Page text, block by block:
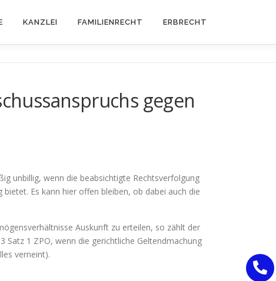
KANZLEI FAMILIENRECHT ERBRECHT
gegen
unbillig, wenn die beabsichtigte Rechtsverfolgung
Es kann hier offen bleiben, ob dabei auch die
Auskunft zu erteilen, so zählt der
Satz 1 ZPO, wenn die gerichtliche Geltendmachung
verneint).